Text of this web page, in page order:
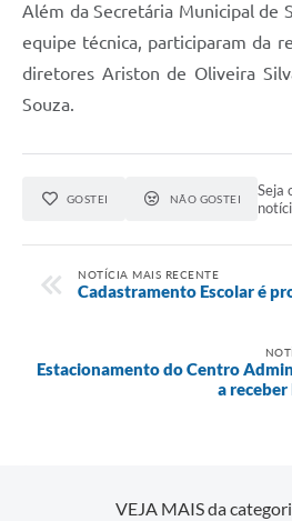
Além da Secretária Municipal de
equipe técnica, participaram da
diretores Ariston de Oliveira
Souza.
GOSTEI NÃO GOSTEI
Seja
NOTÍCIA MAIS RECENTE
Cadastramento Escolar é
Estacionamento do Centro
a
VEJA MAIS da